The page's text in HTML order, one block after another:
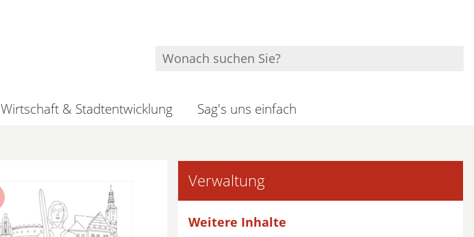
Wirtschaft & Stadtentwicklung Sag's uns einfach
Verwaltung
Weitere Inhalte